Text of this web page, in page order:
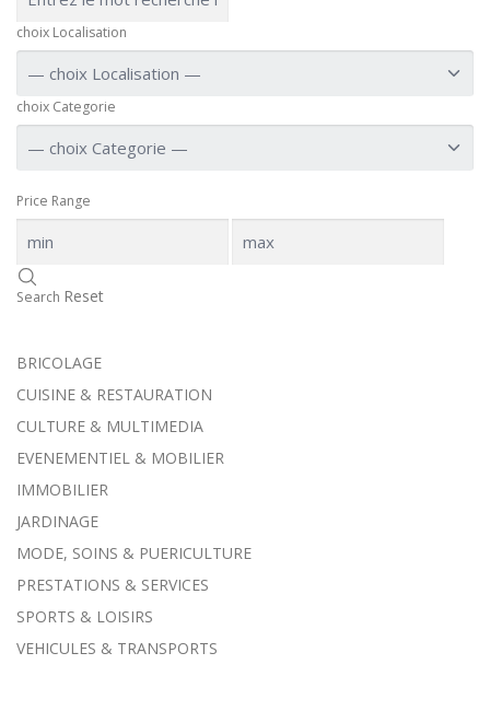
choix Localisation
choix Categorie
Price Range
Search Reset
BRICOLAGE
CUISINE & RESTAURATION
CULTURE & MULTIMEDIA
EVENEMENTIEL & MOBILIER
IMMOBILIER
JARDINAGE
MODE, SOINS & PUERICULTURE
PRESTATIONS & SERVICES
SPORTS & LOISIRS
VEHICULES & TRANSPORTS